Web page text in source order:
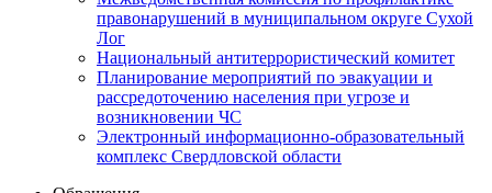
правонарушений в муниципальном округе Сухой
Лог
Национальный антитеррористический комитет
Планирование мероприятий по эвакуации и
рассредоточению населения при угрозе и
возникновении ЧС
Электронный информационно-образовательный
комплекс Свердловской области